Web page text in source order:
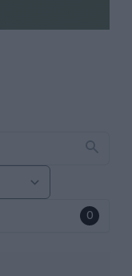
0